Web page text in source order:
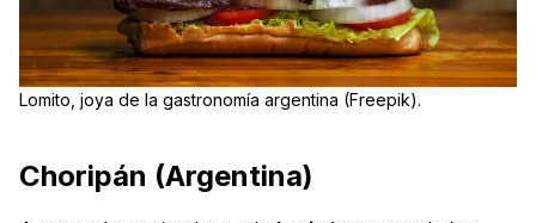
Lomito, joya de la gastronomía argentina (Freepik).
Choripán (Argentina)